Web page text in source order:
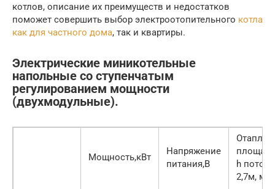
котлов, описание их преимуществ и недостатков
поможет совершить выбор электроотопительного котла
как для частного дома, так и квартиры.
Электрические миникотельные
напольные со ступенчатым
регулированием мощности
(двухмодульные).
Мощность,кВт
Напряжение
питания,В
h
2,7м, м2